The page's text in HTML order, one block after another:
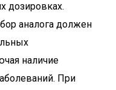
дозировках.
аналога должен
наличие
При